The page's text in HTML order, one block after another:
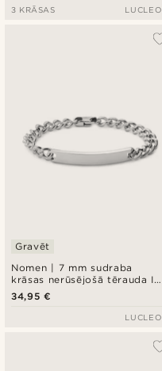
3 KRĀSAS
Nomen | 7 mm sudraba
krāsas nerūsējošā tērauda ID
plāksnes rokassprādze
Gravēt
34,95 €